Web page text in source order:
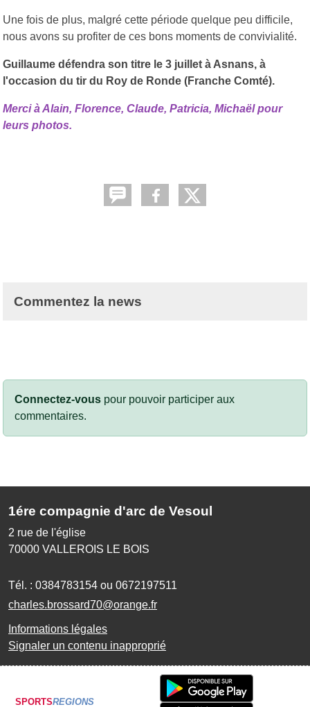
Une fois de plus, malgré cette période quelque peu difficile,
nous avons su profiter de ces bons moments de convivialité.
Guillaume défendra son titre le 3 juillet à Asnans, à
l'occasion du tir du Roy de Ronde (Franche Comté).
Merci à Alain, Florence, Claude, Patricia, Michaël pour
leurs photos.
Commentez la news
Connectez-vous pour pouvoir participer aux
commentaires.
1ére compagnie d'arc de Vesoul
2 rue de l'église
70000 VALLEROIS LE BOIS
Tél. : 0384783154 ou 0672197511
charles.brossard70@orange.fr
Informations légales
Signaler un contenu inapproprié
SPORTSREGIONS